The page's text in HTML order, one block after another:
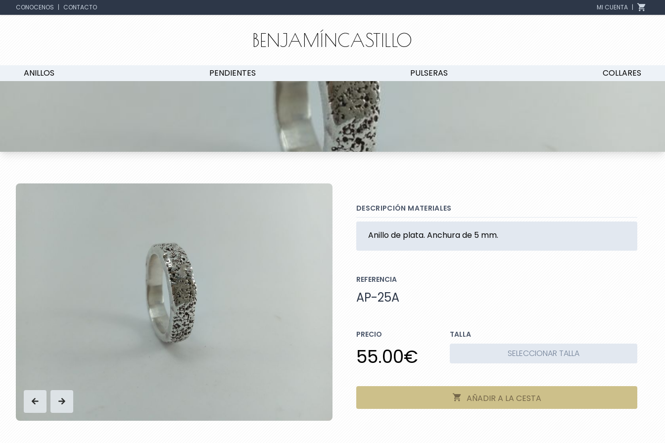
CONOCENOS | CONTACTO MI CUENTA |
BENJAMÍNCASTILLO
ANILLOS PENDIENTES PULSERAS COLLARES
DESCRIPCIÓN MATERIALES
Anillo de plata. Anchura de 5 mm.
REFERENCIA
AP-25A
PRECIO
55.00€
TALLA
SELECCIONAR TALLA
AÑADIR A LA CESTA